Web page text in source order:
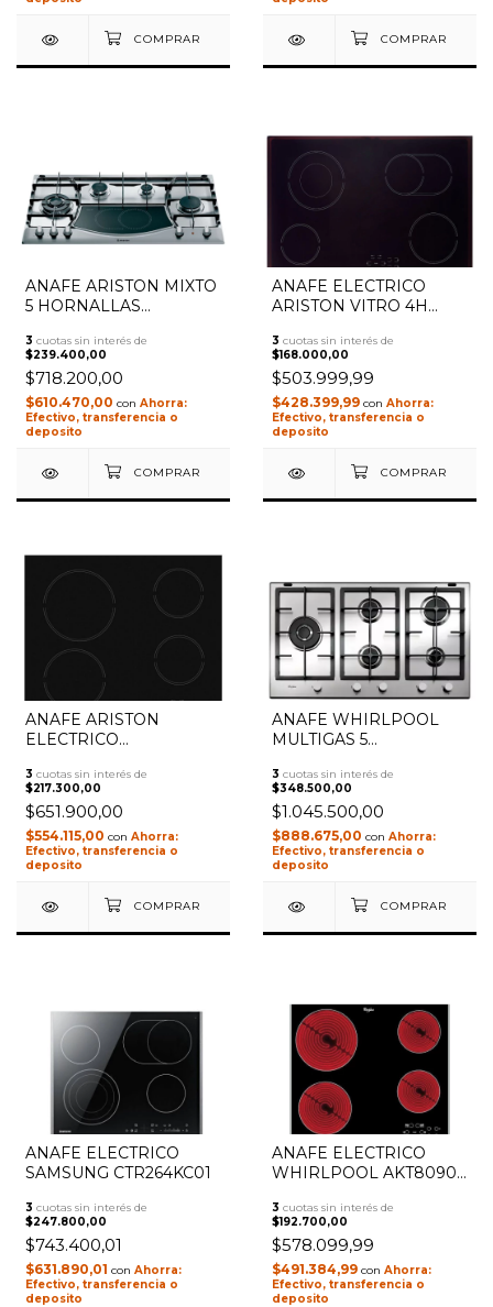
ANAFE ARISTON MIXTO
5 HORNALLAS
H941
3 cuotas sin interés de
$239.400,00
$718.200,00
$610.470,00 con
Efectivo, transferencia o
deposito
ANAFE ELECTRICO
ARISTON VITRO 4H
TOUCH CONTROL
NEGRO
3 cuotas sin interés de
$168.000,00
$503.999,99
$428.399,99 con
Efectivo, transferencia o
deposito
ANAFE ARISTON
ELECTRICO
HORNALLAS 60 CM
HR611 NEGRO
3 cuotas sin interés de
$217.300,00
$651.900,00
$554.115,00 con
Efectivo, transferencia o
deposito
ANAFE WHIRLPOOL
MULTIGAS 5
INOX
3 cuotas sin interés de
$348.500,00
$1.045.500,00
$888.675,00 con
Efectivo, transferencia o
deposito
ANAFE ELECTRICO
SAMSUNG CTR264KC01
3 cuotas sin interés de
$247.800,00
$743.400,01
$631.890,01 con
Efectivo, transferencia o
deposito
ANAFE ELECTRICO
WHIRLPOOL AKT8090L
SEGURIDAD, CONTROL
TOUCH -
VITROCERAMICA
3 cuotas sin interés de
$192.700,00
$578.099,99
$491.384,99 con
Efectivo, transferencia o
deposito